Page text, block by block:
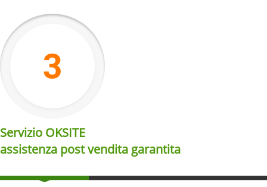
Servizio OKSITE
assistenza post vendita garantita